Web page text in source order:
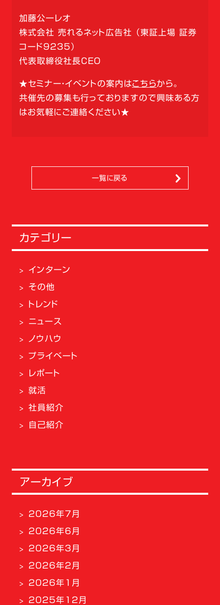
加藤公一レオ
株式会社 売れるネット広告社 （東証上場 証券
コード9235）
代表取締役社長CEO
★セミナー・イベントの案内はこちらから。
共催先の募集も行っておりますので興味ある方
はお気軽にご連絡ください★
一覧に戻る
カテゴリー
インターン
その他
トレンド
ニュース
ノウハウ
プライベート
レポート
就活
社員紹介
自己紹介
アーカイブ
2026年7月
2026年6月
2026年3月
2026年2月
2026年1月
2025年12月